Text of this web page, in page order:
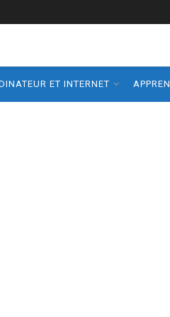
ET INTERNET